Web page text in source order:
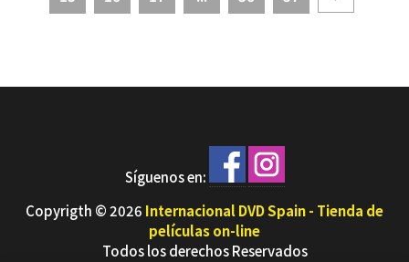
Síguenos en:
Copyrigth © 2026 Internacional DVD Spain - Tienda de
películas on-line
Todos los derechos Reservados